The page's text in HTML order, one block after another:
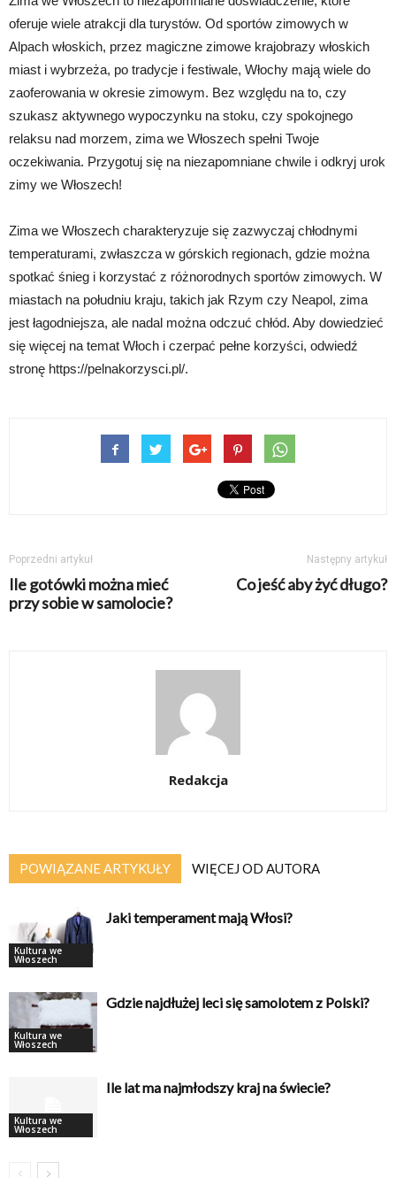
oferuje wiele atrakcji dla turystów. Od sportów zimowych w
Alpach włoskich, przez magiczne zimowe krajobrazy włoskich
miast i wybrzeża, po tradycje i festiwale, Włochy mają wiele do
zaoferowania w okresie zimowym. Bez względu na to, czy
szukasz aktywnego wypoczynku na stoku, czy spokojnego
relaksu nad morzem, zima we Włoszech spełni Twoje
oczekiwania. Przygotuj się na niezapomniane chwile i odkryj urok
zimy we Włoszech!
Zima we Włoszech charakteryzuje się zazwyczaj chłodnymi
temperaturami, zwłaszcza w górskich regionach, gdzie można
spotkać śnieg i korzystać z różnorodnych sportów zimowych. W
miastach na południu kraju, takich jak Rzym czy Neapol, zima
jest łagodniejsza, ale nadal można odczuć chłód. Aby dowiedzieć
się więcej na temat Włoch i czerpać pełne korzyści, odwiedź
stronę https://pelnakorzysci.pl/.
Poprzedni artykuł
Ile gotówki można mieć
przy sobie w samolocie?
Następny artykuł
Co jeść aby żyć długo?
Redakcja
POWIĄZANE ARTYKUŁY WIĘCEJ OD AUTORA
Kultura we
Włoszech
Jaki temperament mają Włosi?
Kultura we
Włoszech
Gdzie najdłużej leci się samolotem z Polski?
Kultura we
Włoszech
Ile lat ma najmłodszy kraj na świecie?